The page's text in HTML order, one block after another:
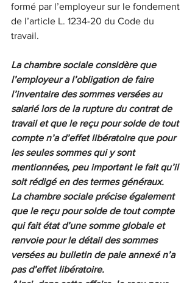
formé par l’employeur sur le fondement
de l’article L. 1234-20 du Code du
travail.
La chambre sociale considère que
l’employeur a l’obligation de faire
l’inventaire des sommes versées au
salarié lors de la rupture du contrat de
travail et que le reçu pour solde de tout
compte n’a d’effet libératoire que pour
les seules sommes qui y sont
mentionnées, peu important le fait qu’il
soit rédigé en des termes généraux.
La chambre sociale précise également
que le reçu pour solde de tout compte
qui fait état d’une somme globale et
renvoie pour le détail des sommes
versées au bulletin de paie annexé n’a
pas d’effet libératoire.